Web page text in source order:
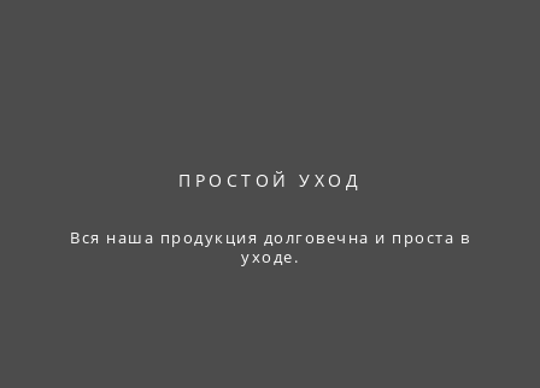
ПРОСТОЙ УХОД
Вся наша продукция долговечна и проста в
уходе.